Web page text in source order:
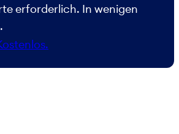
erforderlich. In wenigen